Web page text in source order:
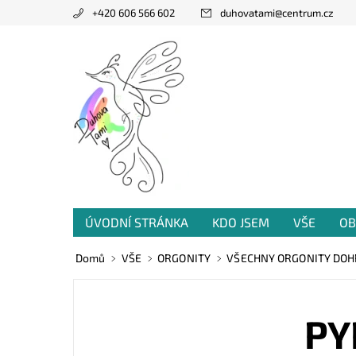
+420 606 566 602 duhovatami@centrum.cz
ÚVODNÍ STRÁNKA KDO JSEM VŠE
PRODANÁ TVORBA
VZKAZY OD VÁS
Domů VŠE ORGONITY VŠECHNY ORGONITY